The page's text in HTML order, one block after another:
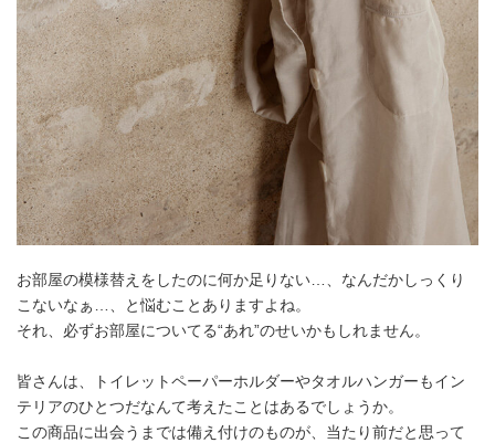
お部屋の模様替えをしたのに何か足りない…、なんだかしっくり
こないなぁ…、と悩むことありますよね。
それ、必ずお部屋についてる“あれ”のせいかもしれません。
皆さんは、トイレットペーパーホルダーやタオルハンガーもイン
テリアのひとつだなんて考えたことはあるでしょうか。
この商品に出会うまでは備え付けのものが、当たり前だと思って